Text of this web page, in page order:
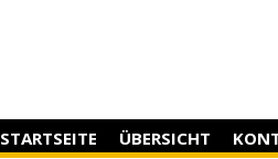
STARTSEITE ÜBERSICHT